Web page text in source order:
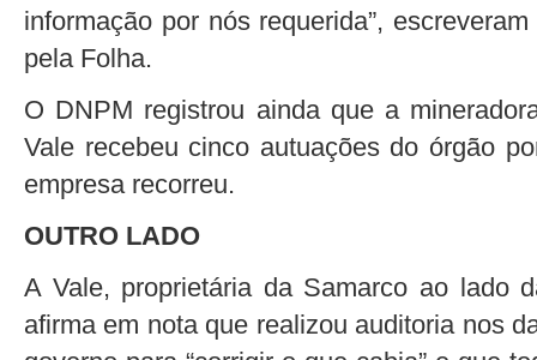
informação por nós requerida”,
pela Folha.
O DNPM registrou ainda que a
Vale recebeu cinco autuações do órgão
empresa recorreu.
OUTRO LADO
A Vale, proprietária da Samarco ao lado
afirma em nota que realizou auditoria nos